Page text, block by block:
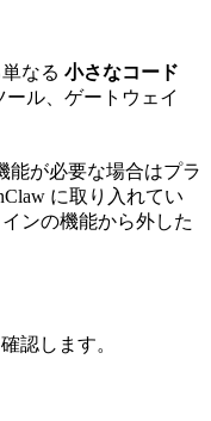
なる 小さなコード
ル、ゲートウェイ
能が必要な場合はプラ
に取り入れてい
ンの機能から外した
認します。